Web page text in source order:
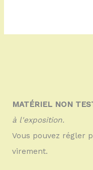
MATÉRIEL NON
à l'exposition.
Vous pouvez régler
virement.